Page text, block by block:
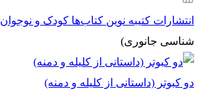
انتشارات کتیبه نوین کتاب‌ها کودک و نوجوان
شناسی جانوری)
دو کبوتر (داستانی از کلیله و دمنه)